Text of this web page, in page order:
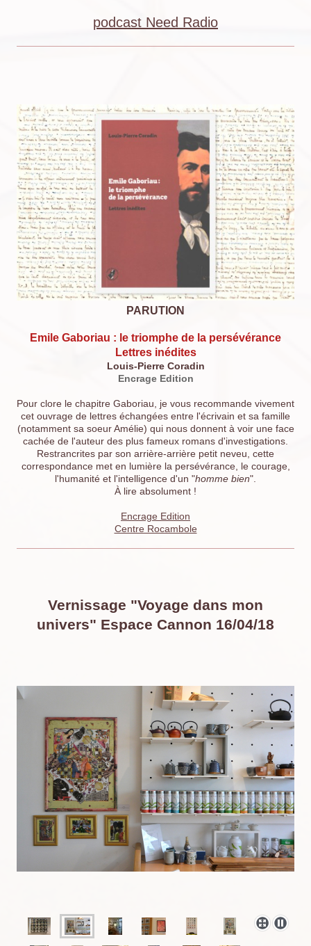
podcast Need Radio
PARUTION
Emile Gaboriau : le triomphe de la persévérance
Lettres inédites
Louis-Pierre Coradin
Encrage Edition
Pour clore le chapitre Gaboriau, je vous recommande vivement
cet ouvrage de lettres échangées entre l'écrivain et sa famille
(notamment sa soeur Amélie) qui nous donnent à voir une face
cachée de l'auteur des plus fameux romans d'investigations.
Restrancrites par son arrière-arrière petit neveu, cette
correspondance met en lumière la persévérance, le courage,
l'humanité et l'intelligence d'un "homme bien".
À lire absolument !
Encrage Edition
Centre Rocambole
Vernissage "Voyage dans mon
univers" Espace Cannon 16/04/18